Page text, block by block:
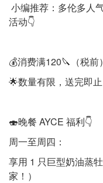
小编推荐：多伦多人
活动👇
💰消费满120🔪（税
🌟数量有限，送完即止
🍣晚餐 AYCE 福利👇
周一至周四：
享用 1 只巨型奶油蒸
家！）